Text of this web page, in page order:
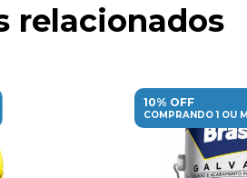
relacionados
10% OFF
COMPRANDO 1 OU